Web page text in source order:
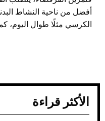
أفضل من ناحية النشاط
الكرسي مثلًا طوال اليوم،
الأكثر قراءة